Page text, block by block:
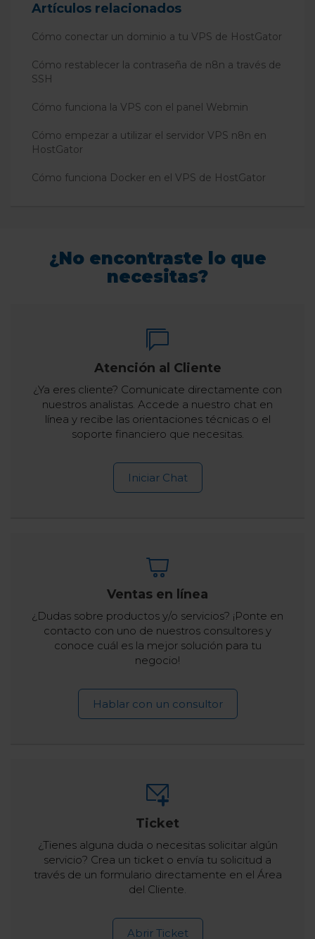
Artículos relacionados
Cómo conectar un dominio a tu VPS de HostGator
Cómo restablecer la contraseña de n8n a través de
SSH
Cómo funciona la VPS con el panel Webmin
Cómo empezar a utilizar el servidor VPS n8n en
HostGator
Cómo funciona Docker en el VPS de HostGator
¿No encontraste lo que
necesitas?
Atención al Cliente
¿Ya eres cliente? Comunicate directamente con
nuestros analistas. Accede a nuestro chat en
línea y recibe las orientaciones técnicas o el
soporte financiero que necesitas.
Iniciar Chat
Ventas en línea
¿Dudas sobre productos y/o servicios? ¡Ponte en
contacto con uno de nuestros consultores y
conoce cuál es la mejor solución para tu
negocio!
Hablar con un consultor
Ticket
¿Tienes alguna duda o necesitas solicitar algún
servicio? Crea un ticket o envía tu solicitud a
través de un formulario directamente en el Área
del Cliente.
Abrir Ticket